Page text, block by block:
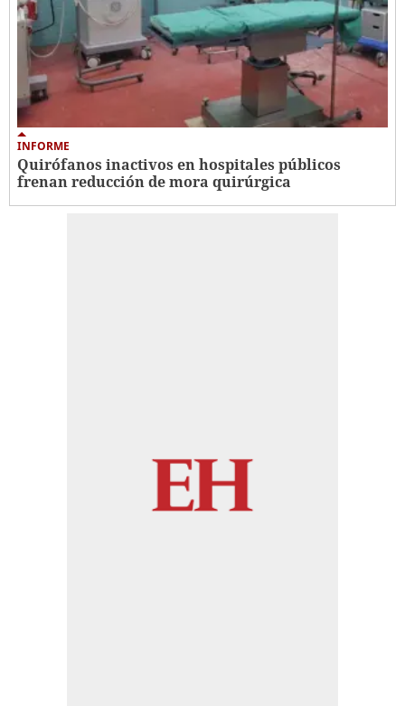
INFORME
Quirófanos inactivos en hospitales públicos
frenan reducción de mora quirúrgica